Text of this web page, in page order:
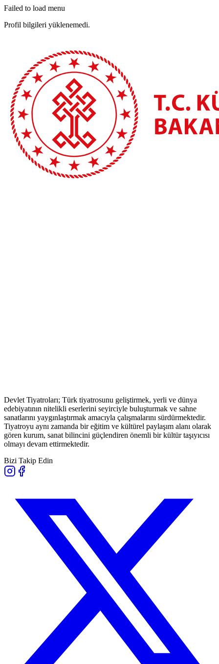
Failed to load menu
Profil bilgileri yüklenemedi.
Devlet Tiyatroları; Türk tiyatrosunu geliştirmek, yerli ve dünya
edebiyatının nitelikli eserlerini seyirciyle buluşturmak ve sahne
sanatlarını yaygınlaştırmak amacıyla çalışmalarını sürdürmektedir.
Tiyatroyu aynı zamanda bir eğitim ve kültürel paylaşım alanı olarak
gören kurum, sanat bilincini güçlendiren önemli bir kültür taşıyıcısı
olmayı devam ettirmektedir.
Bizi Takip Edin